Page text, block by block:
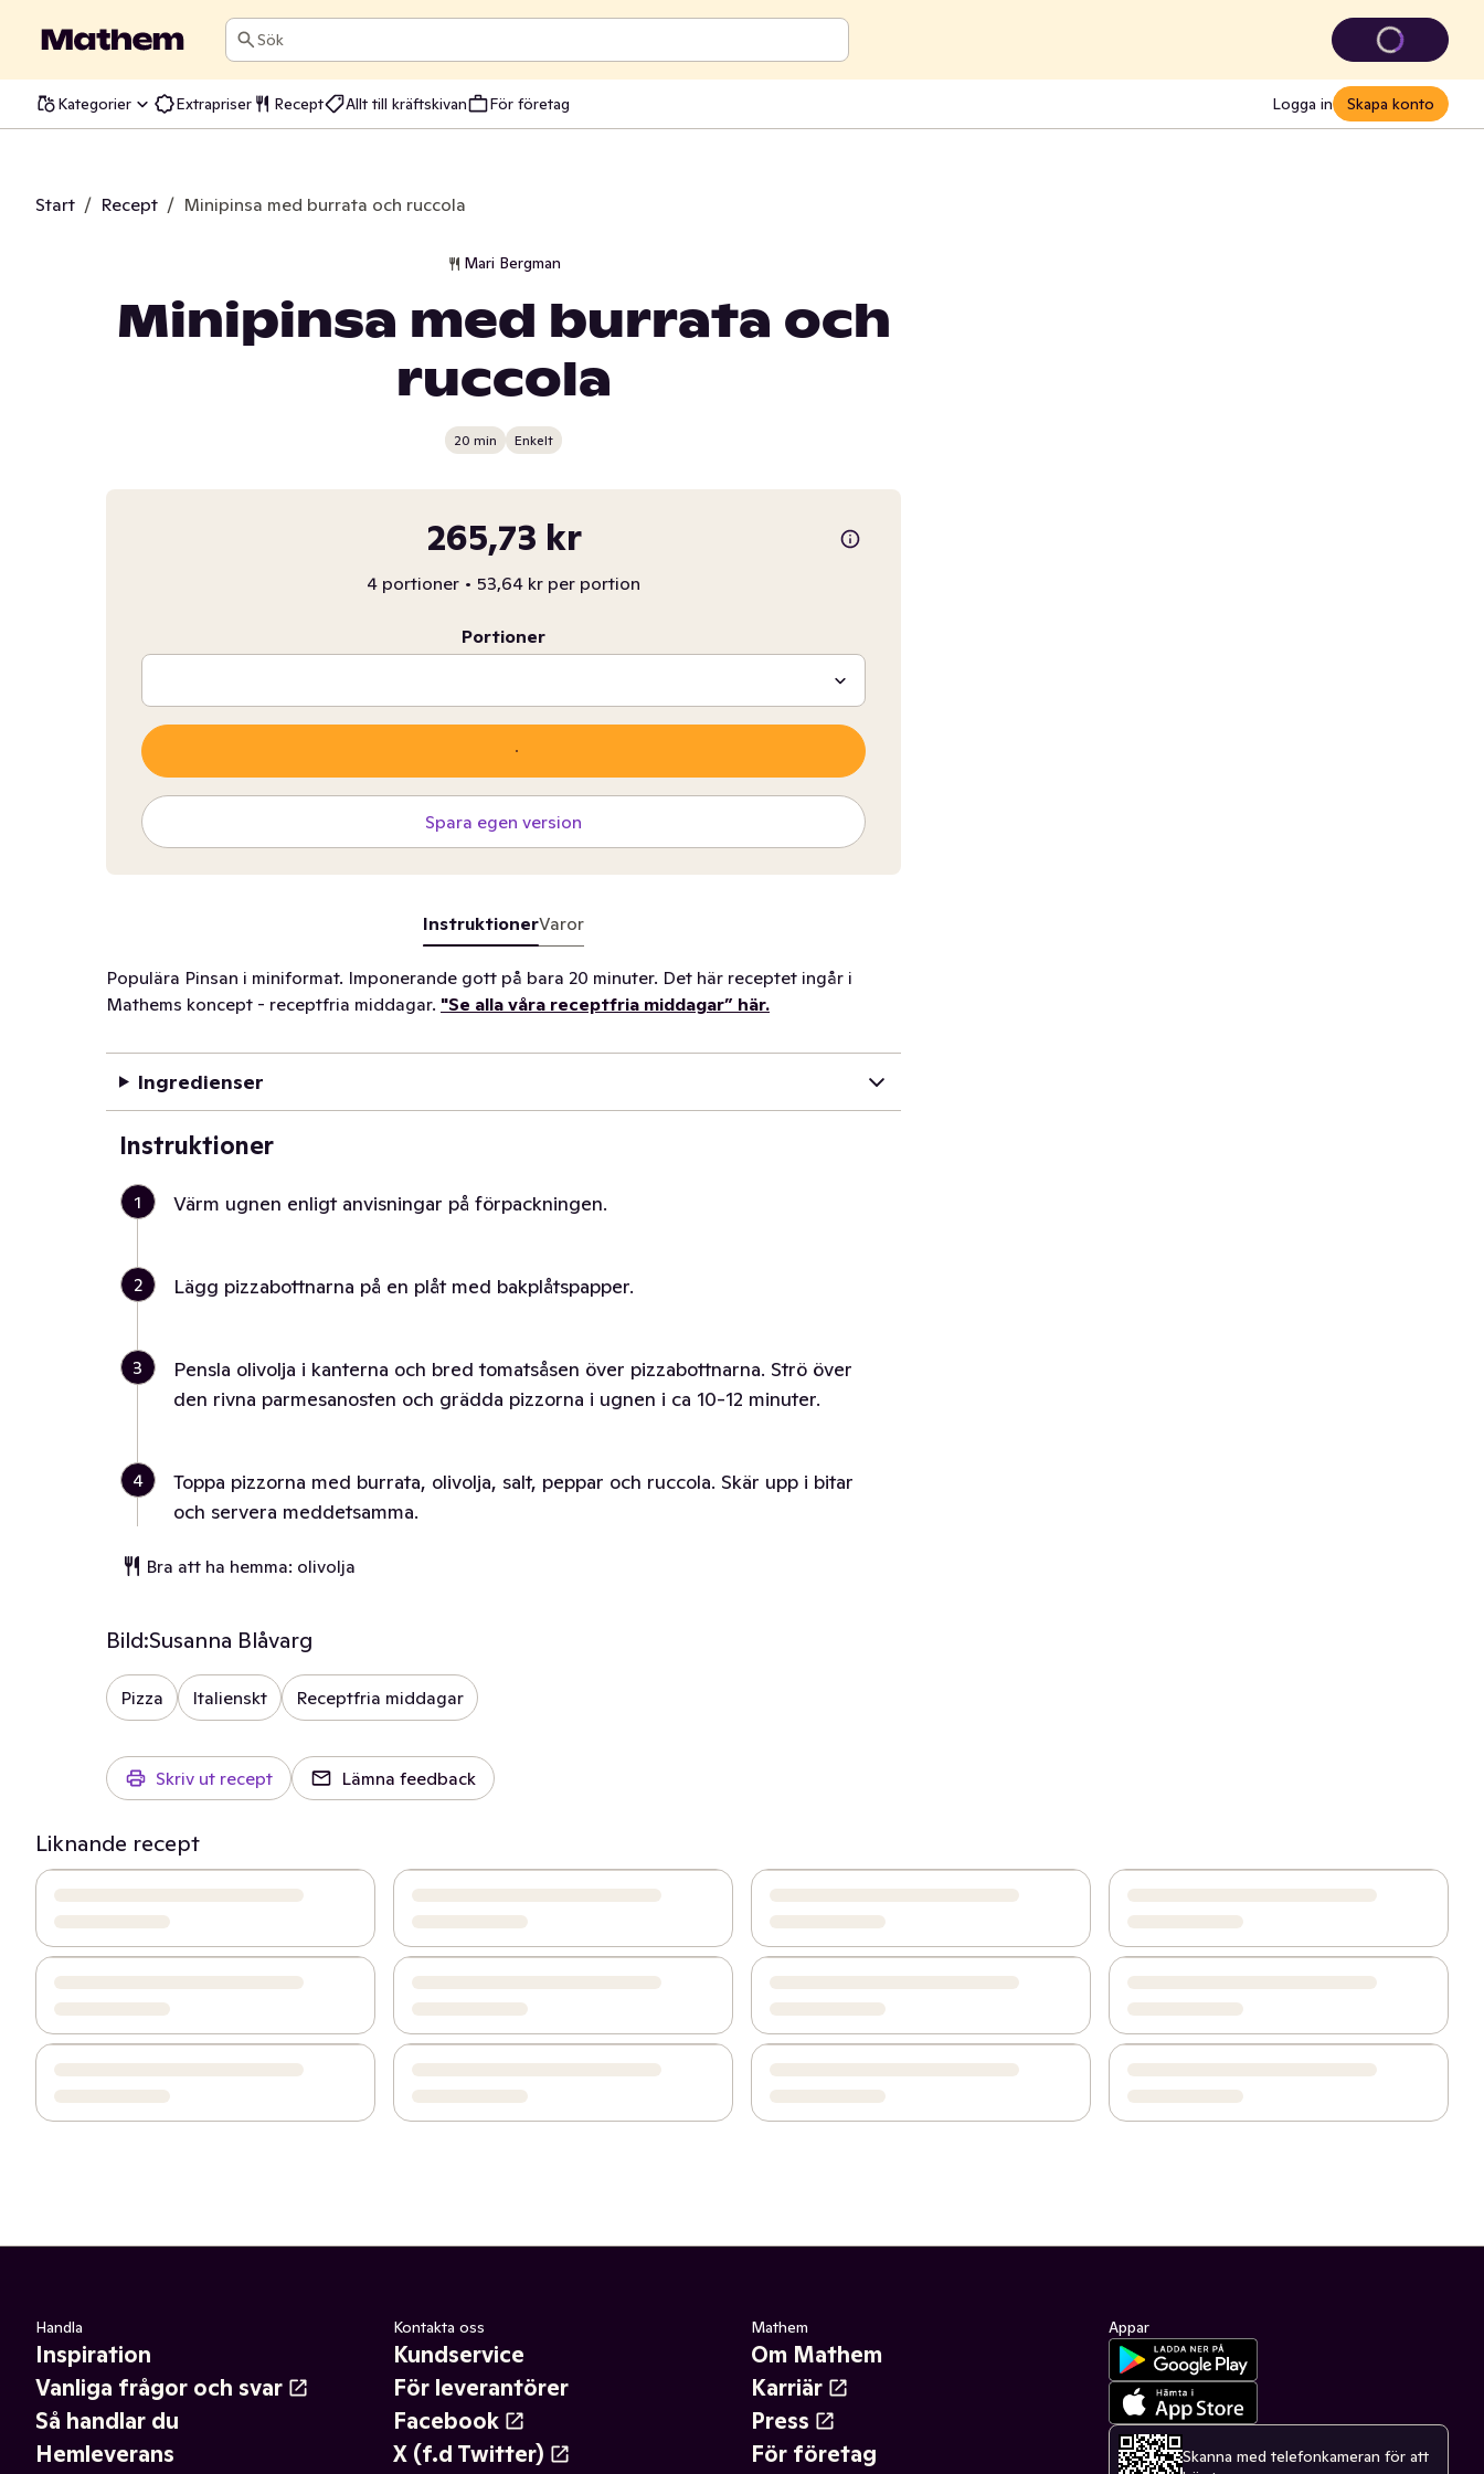
Sök
Kategorier Extrapriser Recept Allt till kräftskivan För företag Logga in Skapa konto
Start / Recept / Minipinsa med burrata och ruccola
Mari Bergman
Minipinsa med burrata och
ruccola
20 min Enkelt
265,73 kr
4 portioner • 53,64 kr per portion
Portioner
Spara egen version
InstruktionerVaror
Populära Pinsan i miniformat. Imponerande gott på bara 20 minuter. Det här receptet ingår i
Mathems koncept - receptfria middagar. "Se alla våra receptfria middagar” här.
Ingredienser
Instruktioner
1 Värm ugnen enligt anvisningar på förpackningen.
2 Lägg pizzabottnarna på en plåt med bakplåtspapper.
3
Pensla olivolja i kanterna och bred tomatsåsen över pizzabottnarna. Strö över
den rivna parmesanosten och grädda pizzorna i ugnen i ca 10-12 minuter.
4
Toppa pizzorna med burrata, olivolja, salt, peppar och ruccola. Skär upp i bitar
och servera meddetsamma.
Bra att ha hemma: olivolja
Bild:Susanna Blåvarg
Pizza Italienskt Receptfria middagar
Skriv ut recept Lämna feedback
Liknande recept
Handla
Inspiration
Vanliga frågor och svar
Så handlar du
Hemleverans
Kontakta oss
Kundservice
För leverantörer
Facebook
X (f.d Twitter)
Mathem
Om Mathem
Karriär
Press
För företag
Appar
Skanna med telefonkameran för att